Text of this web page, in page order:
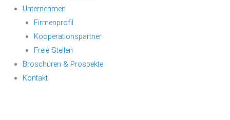
Unternehmen
Firmenprofil
Kooperationspartner
Freie Stellen
Broschüren & Prospekte
Kontakt